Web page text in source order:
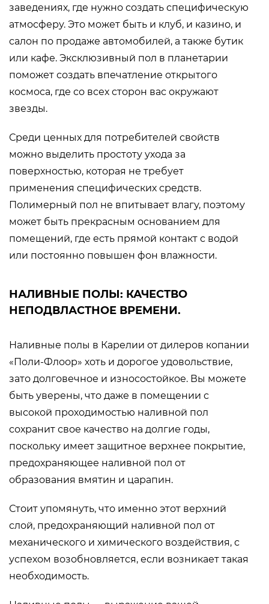
заведениях, где нужно создать специфическую
атмосферу. Это может быть и клуб, и казино, и
салон по продаже автомобилей, а также бутик
или кафе. Эксклюзивный пол в планетарии
поможет создать впечатление открытого
космоса, где со всех сторон вас окружают
звезды.
Среди ценных для потребителей свойств
можно выделить простоту ухода за
поверхностью, которая не требует
применения специфических средств.
Полимерный пол не впитывает влагу, поэтому
может быть прекрасным основанием для
помещений, где есть прямой контакт с водой
или постоянно повышен фон влажности.
НАЛИВНЫЕ ПОЛЫ: КАЧЕСТВО
НЕПОДВЛАСТНОЕ ВРЕМЕНИ.
Наливные полы в Карелии от дилеров копании
«Поли-Флоор» хоть и дорогое удовольствие,
зато долговечное и износостойкое. Вы можете
быть уверены, что даже в помещении с
высокой проходимостью наливной пол
сохранит свое качество на долгие годы,
поскольку имеет защитное верхнее покрытие,
предохраняющее наливной пол от
образования вмятин и царапин.
Стоит упомянуть, что именно этот верхний
слой, предохраняющий наливной пол от
механического и химического воздействия, с
успехом возобновляется, если возникает такая
необходимость.